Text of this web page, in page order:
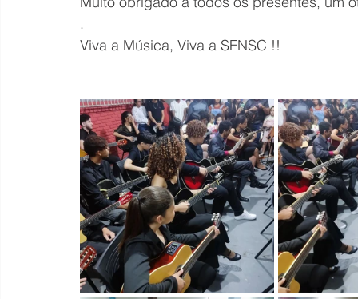
.
Viva a Música, Viva a SFNSC !!